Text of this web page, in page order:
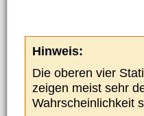
Hinweis:
Die oberen vier
zeigen meist sehr
Wahrscheinlichkeit